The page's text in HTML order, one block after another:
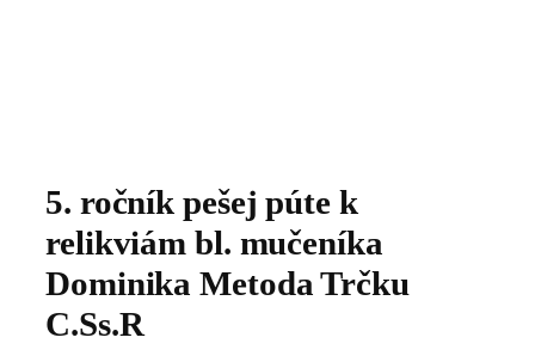
5. ročník pešej púte k
relikviám bl. mučeníka
Dominika Metoda Trčku
C.Ss.R